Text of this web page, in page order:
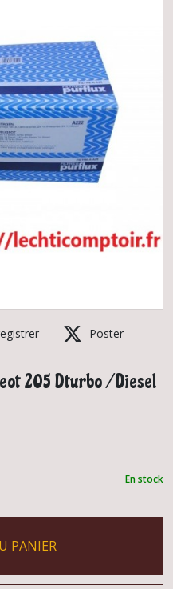
Poster
205 Dturbo / Diesel
En stock
PANIER